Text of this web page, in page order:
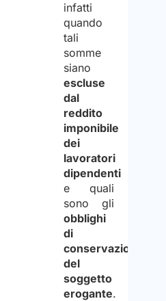
infatti
quando
tali
somme
siano
escluse
dal
reddito
imponibile
dei
lavoratori
dipendenti
e quali
sono gli
obblighi
di
conservazione
del
soggetto
erogante.